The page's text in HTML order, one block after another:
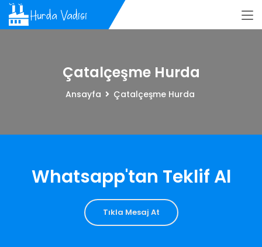
Çatalçeşme Hurda
Ansayfa Çatalçeşme Hurda
Whatsapp'tan Teklif Al
Tıkla Mesaj At